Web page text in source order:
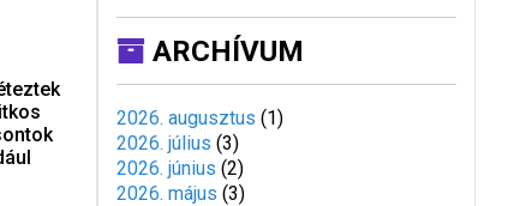
ARCHÍVUM
2026. augusztus (1)
2026. július (3)
2026. június (2)
2026. május (3)